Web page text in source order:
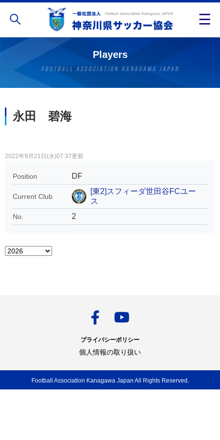
Players
永田 碧海
2022年9月21日(水)07:37更新
Position DF
Current Club
[東2]スフィーダ世田谷FCユー
ス
No. 2
プライバシーポリシー
個人情報の取り扱い
Football Association Kanagawa Japan All Rights Reserved.